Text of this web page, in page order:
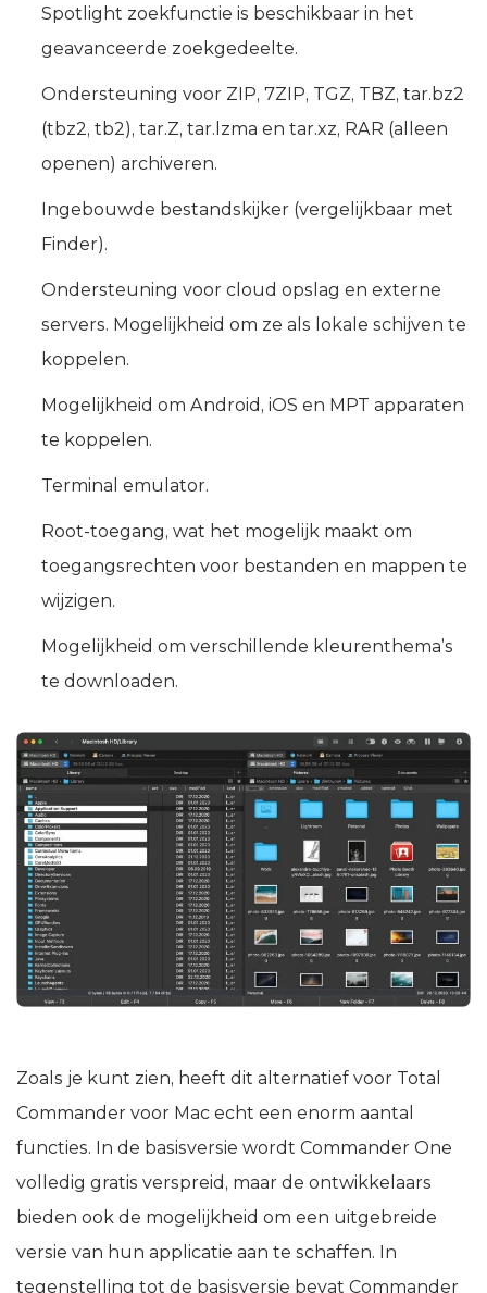
Spotlight zoekfunctie is beschikbaar in het
geavanceerde zoekgedeelte.
Ondersteuning voor ZIP, 7ZIP, TGZ, TBZ, tar.bz2
(tbz2, tb2), tar.Z, tar.lzma en tar.xz, RAR (alleen
openen) archiveren.
Ingebouwde bestandskijker (vergelijkbaar met
Finder).
Ondersteuning voor cloud opslag en externe
servers. Mogelijkheid om ze als lokale schijven te
koppelen.
Mogelijkheid om Android, iOS en MPT apparaten
te koppelen.
Terminal emulator.
Root-toegang, wat het mogelijk maakt om
toegangsrechten voor bestanden en mappen te
wijzigen.
Mogelijkheid om verschillende kleurenthema’s
te downloaden.
Zoals je kunt zien, heeft dit alternatief voor Total
Commander voor Mac echt een enorm aantal
functies. In de basisversie wordt Commander One
volledig gratis verspreid, maar de ontwikkelaars
bieden ook de mogelijkheid om een uitgebreide
versie van hun applicatie aan te schaffen. In
tegenstelling tot de basisversie bevat Commander